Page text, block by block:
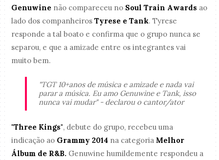
Genuwine não compareceu no Soul Train Awards ao
lado dos companheirosTyrese e Tank. Tyrese
responde a tal boato e confirma que o grupo nunca se
separou, e que a amizade entre os integrantes vai
muito bem.
"TGT 10+anos de música e amizade e nada vai
parar a música. Eu amo Genuwine e Tank, isso
nunca vai mudar" - declarou o cantor/ator
"Three Kings", debute do grupo, recebeu uma
indicação ao Grammy 2014 na categoria Melhor
Álbum de R&B. Genuwine humildemente respondeu a